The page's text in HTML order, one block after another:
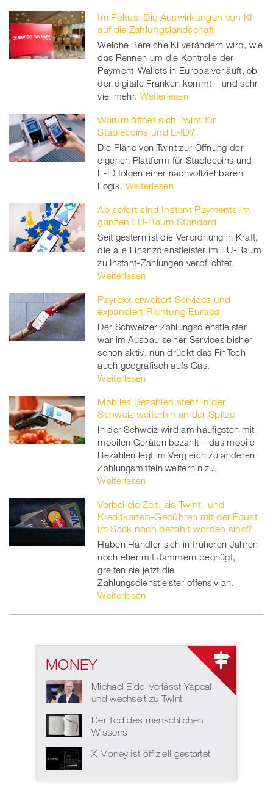
Im Fokus: Die Auswirkungen von KI
auf die Zahlungslandschaft
Welche Bereiche KI verändern wird, wie
das Rennen um die Kontrolle der
Payment-Wallets in Europa verläuft, ob
der digitale Franken kommt – und sehr
viel mehr. Weiterlesen
Warum öffnet sich Twint für
Stablecoins und E-ID?
Die Pläne von Twint zur Öffnung der
eigenen Plattform für Stablecoins und
E-ID folgen einer nachvollziehbaren
Logik. Weiterlesen
Ab sofort sind Instant Payments im
ganzen EU-Raum Standard
Seit gestern ist die Verordnung in Kraft,
die alle Finanzdienstleister im EU-Raum
zu Instant-Zahlungen verpflichtet.
Weiterlesen
Payrexx erweitert Services und
expandiert Richtung Europa
Der Schweizer Zahlungsdienstleister
war im Ausbau seiner Services bisher
schon aktiv, nun drückt das FinTech
auch geografisch aufs Gas.
Weiterlesen
Mobiles Bezahlen steht in der
Schweiz weiterhin an der Spitze
In der Schweiz wird am häufigsten mit
mobilen Geräten bezahlt – das mobile
Bezahlen legt im Vergleich zu anderen
Zahlungsmitteln weiterhin zu.
Weiterlesen
Vorbei die Zeit, als Twint- und
Kreditkarten-Gebühren mit der Faust
im Sack noch bezahlt worden sind?
Haben Händler sich in früheren Jahren
noch eher mit Jammern begnügt,
greifen sie jetzt die
Zahlungsdienstleister offensiv an.
Weiterlesen
MONEY
Michael Eidel verlässt Yapeal
und wechselt zu Twint
Der Tod des menschlichen
Wissens
X Money ist offiziell gestartet